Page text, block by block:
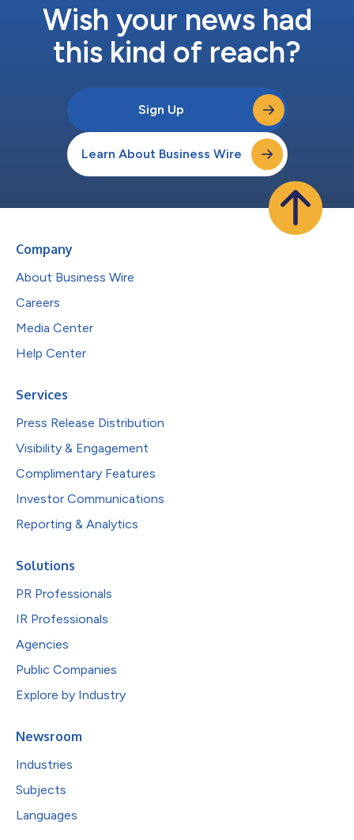
Wish your news had
this kind of reach?
Sign Up
Learn About Business Wire
Company
About Business Wire
Careers
Media Center
Help Center
Services
Press Release Distribution
Visibility & Engagement
Complimentary Features
Investor Communications
Reporting & Analytics
Solutions
PR Professionals
IR Professionals
Agencies
Public Companies
Explore by Industry
Newsroom
Industries
Subjects
Languages